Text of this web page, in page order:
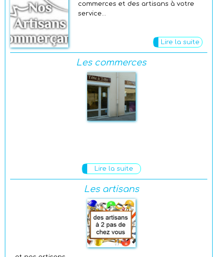
commerces et des artisans à votre
service...
Lire la suite
Les commerces
Lire la suite
Les artisans